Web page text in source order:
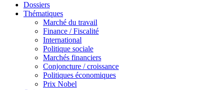
Dossiers
Thématiques
Marché du travail
Finance / Fiscalité
International
Politique sociale
Marchés financiers
Conjoncture / croissance
Politiques économiques
Prix Nobel